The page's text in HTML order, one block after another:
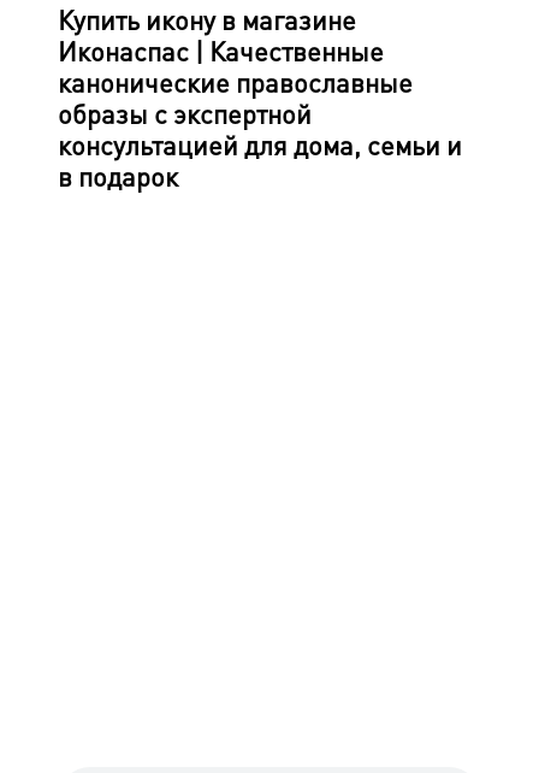
Купить икону в магазине
Иконаспас | Качественные
канонические православные
образы с экспертной
консультацией для дома, семьи и
в подарок